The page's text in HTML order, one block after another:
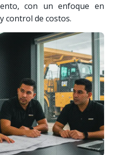
con un enfoque en
control de costos.